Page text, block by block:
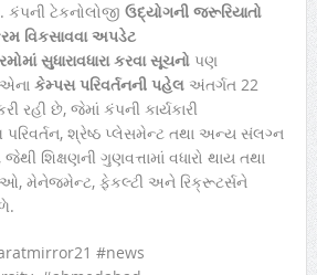
કંપની ટેકનોલોજી ઉદ્યોગની જરૂરિયાતો
વિકસાવવા અપડેટ
સુધારાવધારા કરવા સૂચનોપણ
કેમ્પસ પરિવર્તનની પહેલઅંતર્ગત 22
રહી છે, જેમાં કંપની કાર્યકારી
પરિવર્તન, શ્રેષ્ઠ પ્લેસમેન્ટ તથા અન્ય સંલગ્ન
શિક્ષણની ગુણવત્તામાં વધારો થાય તથા
મેનેજમેન્ટ, ફેકલ્ટી અને રિક્રૂટર્સને
#news